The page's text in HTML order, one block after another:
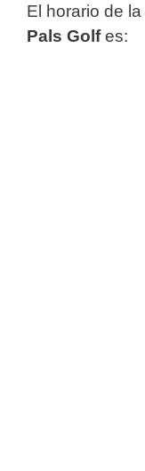
El horario de la
Pals Golfes: